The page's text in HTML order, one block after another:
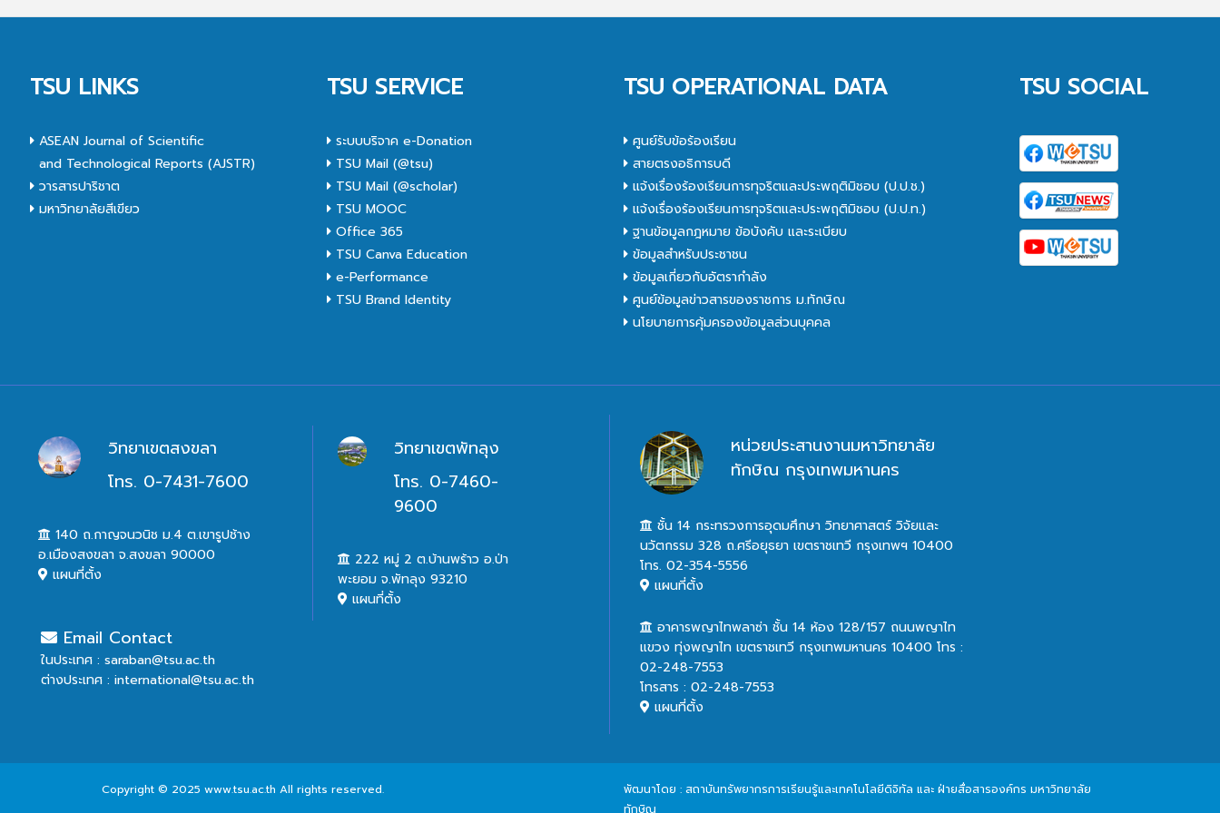
TSU LINKS
ASEAN Journal of Scientific
and Technological Reports (AJSTR)
วารสารปาริชาต
มหาวิทยาลัยสีเขียว
TSU SERVICE
ระบบบริจาค e-Donation
TSU Mail (@tsu)
TSU Mail (@scholar)
TSU MOOC
Office 365
TSU Canva Education
e-Performance
TSU Brand Identity
TSU OPERATIONAL DATA
ศูนย์รับข้อร้องเรียน
สายตรงอธิการบดี
แจ้งเรื่องร้องเรียนการทุจริตและประพฤติมิชอบ (ป.ป.ช.)
แจ้งเรื่องร้องเรียนการทุจริตและประพฤติมิชอบ (ป.ป.ท.)
ฐานข้อมูลกฎหมาย ข้อบังคับ และระเบียบ
ข้อมูลสำหรับประชาชน
ข้อมูลเกี่ยวกับอัตรากำลัง
ศูนย์ข้อมูลข่าวสารของราชการ ม.ทักษิณ
นโยบายการคุ้มครองข้อมูลส่วนบุคคล
TSU SOCIAL
วิทยาเขตสงขลา
โทร. 0-7431-7600
140 ถ.กาญจนวนิช ม.4 ต.เขารูปช้าง
อ.เมืองสงขลา จ.สงขลา 90000
แผนที่ตั้ง
วิทยาเขตพัทลุง
โทร. 0-7460-
9600
222 หมู่ 2 ต.บ้านพร้าว อ.ป่า
พะยอม จ.พัทลุง 93210
แผนที่ตั้ง
Email Contact
ในประเทศ : saraban@tsu.ac.th
ต่างประเทศ : international@tsu.ac.th
หน่วยประสานงานมหาวิทยาลัย
ทักษิณ กรุงเทพมหานคร
ชั้น 14 กระทรวงการอุดมศึกษา วิทยาศาสตร์ วิจัยและ
นวัตกรรม 328 ถ.ศรีอยุธยา เขตราชเทวี กรุงเทพฯ 10400
โทร. 02-354-5556
แผนที่ตั้ง
อาคารพญาไทพลาซ่า ชั้น 14 ห้อง 128/157 ถนนพญาไท
แขวง ทุ่งพญาไท เขตราชเทวี กรุงเทพมหานคร 10400 โทร :
02-248-7553
โทรสาร : 02-248-7553
แผนที่ตั้ง
Copyright © 2025 www.tsu.ac.th All rights reserved.
พัฒนาโดย : สถาบันทรัพยากรการเรียนรู้และเทคโนโลยีดิจิทัล และ ฝ่ายสื่อสารองค์กร มหาวิทยาลัย
ทักษิณ